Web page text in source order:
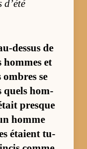
des­sus de
hommes et
ombres se
quels hom­
presque
homme
étaient tu­